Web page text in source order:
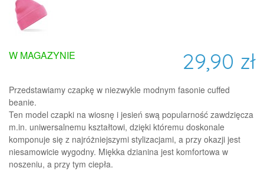
29,90 zł
W MAGAZYNIE
Przedstawiamy czapkę w niezwykle modnym fasonie cuffed
beanie.
Ten model czapki na wiosnę i jesień swą popularność zawdzięcza
m.in. uniwersalnemu kształtowi, dzięki któremu doskonale
komponuje się z najróżniejszymi stylizacjami, a przy okazji jest
niesamowicie wygodny. Miękka dzianina jest komfortowa w
noszeniu, a przy tym ciepła.